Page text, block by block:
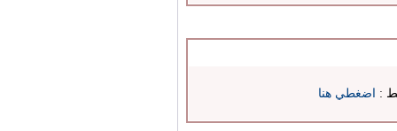
: اضغطي هنا